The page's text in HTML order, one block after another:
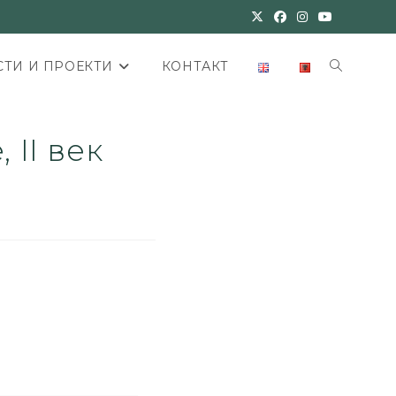
И ПРОЕКТИ КОНТАКТ
II век